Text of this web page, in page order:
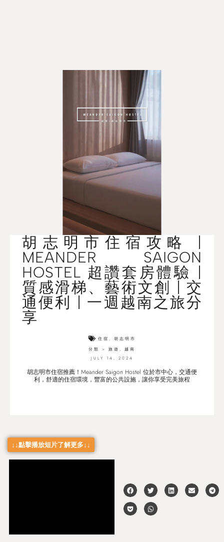
胡志明市住宿攻略 |
MEANDER SAIGON
HOSTEL 超讚套房體驗 |
質感滑梯、藝術文創 | 交
通便利 | 一週越南之旅分
享
住宿 , 胡志明市
分類 >
旅遊 , 越南
JULY 14, 2024
胡志明市住宿推薦！Meander Saigon Hostel 位於市中心，交通便
利，舒適的住宿環境，豐富的公共設施，讓你享受完美旅程
↓↓點擊播放短片了解更多↓↓